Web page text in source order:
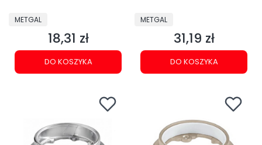
PRODUCENT
METGAL
Cena
18,31 zł
DO KOSZYKA
PRODUCENT
METGAL
Cena
31,19 zł
DO KOSZYKA